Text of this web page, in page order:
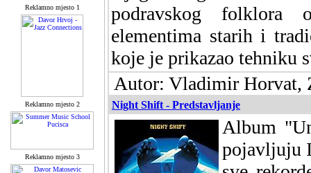
Reklamno mjesto 1
Reklamno mjesto 2
Reklamno mjesto 3
podravskog folklora
elementima starih i
koje je prikazao tehniku
Autor: Vladimir Horvat,
Night Shift - Predstavljanje
Album
pojavljuju